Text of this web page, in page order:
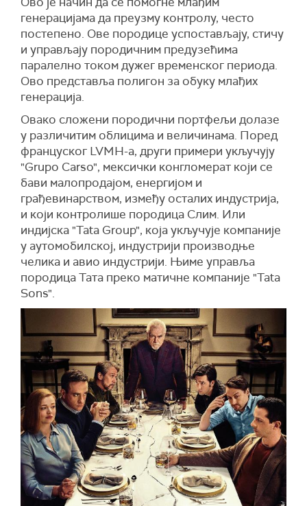
генерацијама да преузму контролу, често
постепено. Ове породице успостављају, стичу
и управљају породичним предузећима
паралелно током дужег временског периода.
Ово представља полигон за обуку млађих
генерација.
Овако сложени породични портфељи долазе
у различитим облицима и величинама. Поред
француског LVMH-а, други примери укључују
"Grupo Carso", мексички конгломерат који се
бави малопродајом, енергијом и
грађевинарством, између осталих индустрија,
и који контролише породица Слим. Или
индијска "Tata Group", која укључује компаније
у аутомобилској, индустрији производње
челика и авио индустрији. Њиме управља
породица Тата преко матичне компаније "Tata
Sons".